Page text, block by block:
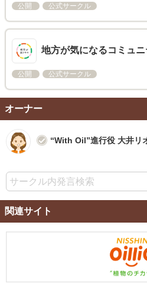
公開 公式サークル
地方が気になるコミュ
公開 公式サークル
オーナー
“With Oil”進行役 大井リ
関連サイト